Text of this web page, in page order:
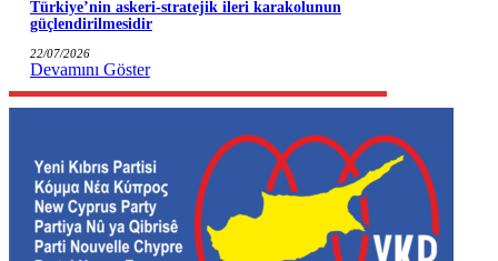
Türkiye’nin askeri-stratejik ileri karakolunun
güçlendirilmesidir
22/07/2026
Devamını Göster